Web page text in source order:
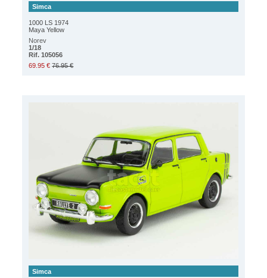
Simca
1000 LS 1974
Maya Yellow
Norev
1/18
Rif. 105056
69.95 € 76.95 €
Simca